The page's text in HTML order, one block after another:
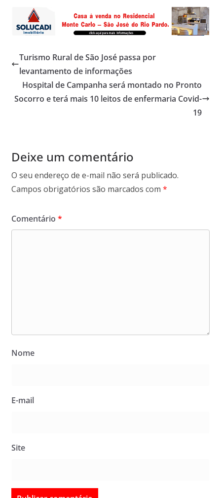
Turismo Rural de São José passa por
levantamento de informações
Hospital de Campanha será montado no Pronto
Socorro e terá mais 10 leitos de enfermaria Covid-
19
Deixe um comentário
O seu endereço de e-mail não será publicado.
Campos obrigatórios são marcados com *
Comentário *
Nome
E-mail
Site